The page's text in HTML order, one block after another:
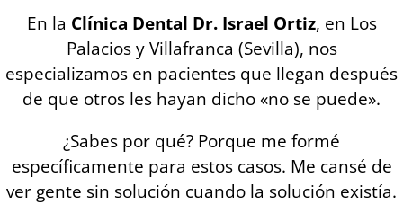
En la Clínica Dental Dr. Israel Ortiz, en Los
Palacios y Villafranca (Sevilla), nos
especializamos en pacientes que llegan después
de que otros les hayan dicho «no se puede».
¿Sabes por qué? Porque me formé
específicamente para estos casos. Me cansé de
ver gente sin solución cuando la solución existía.